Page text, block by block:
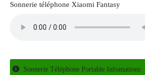
Sonnerie téléphone Xiaomi Fantasy
Sonnerie Téléphone Portable Infomations